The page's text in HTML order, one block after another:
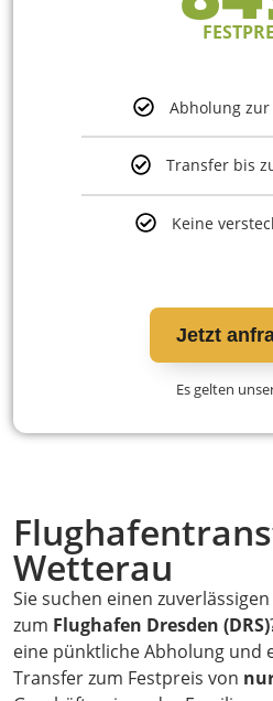
Wetterau
Sie suchen einen
zum Flughafen Dresden (DRS)
eine pünktliche Abholung und
Transfer zum Festpreis von
Abholung
Transfer bis
Keine
Jetzt
Es gelten